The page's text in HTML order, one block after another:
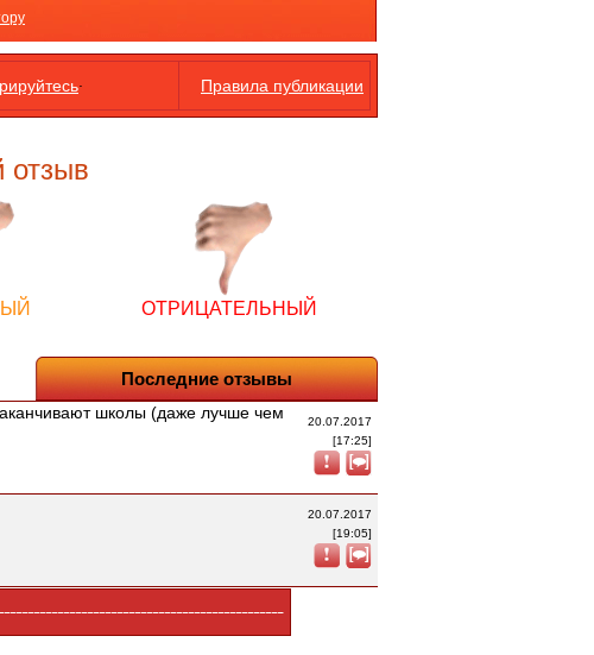
Правила публикации
отзыв
ОТРИЦАТЕЛЬНЫЙ
Последние отзывы
школы (даже лучше чем
20.07.2017
[17:25]
20.07.2017
[19:05]